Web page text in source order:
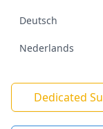
Deutsch
Nederlands
Dedicated